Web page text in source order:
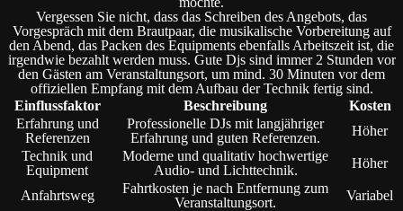
Vergessen Sie nicht, dass das Schreiben des Angebots, das
Vorgespräch mit dem Brautpaar, die musikalische Vorbereitung auf
den Abend, das Packen des Equipments ebenfalls Arbeitszeit ist, die
irgendwie bezahlt werden muss. Gute Djs sind immer 2 Stunden vor
den Gästen am Veranstaltungsort, um mind. 30 Minuten vor dem
offiziellen Empfang mit dem Aufbau der Technik fertig sind.
Einflussfaktor
Beschreibung
Kosten
Erfahrung und
Referenzen
Professionelle DJs mit langjähriger
Erfahrung und guten Referenzen.
Höher
Technik und
Equipment
Moderne und qualitativ hochwertige
Audio- und Lichttechnik.
Höher
Anfahrtsweg
Fahrtkosten je nach Entfernung zum
Veranstaltungsort.
Variabel